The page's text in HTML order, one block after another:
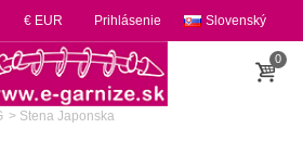
Slovenský
Prihlásenie
€ EUR
0
> Stena Japonska